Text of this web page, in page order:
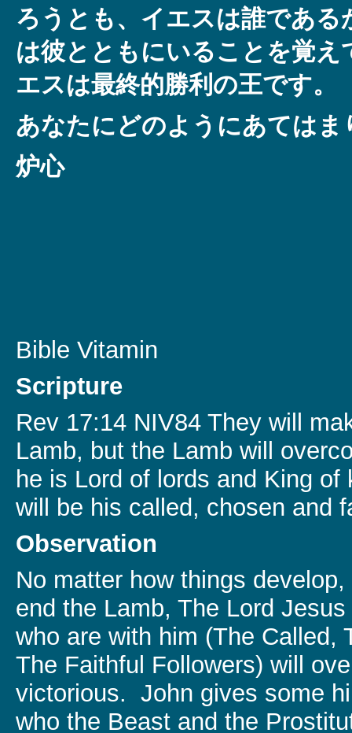
ろうとも、イエスは誰である
は彼とともにいることを覚
エスは最終的勝利の王です。
あなたにどのようにあてはま
炉心
Bible Vitamin
Scripture
Rev 17:14 NIV84 They will
Lamb, but the Lamb will
he is Lord of lords and King
will be his called, chosen and
Observation
No matter how things
end the Lamb, The Lord
who are with him (The Called,
The Faithful Followers) will
victorious. John gives some
who the Beast and the